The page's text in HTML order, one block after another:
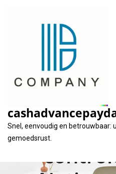
Snel, eenvoudig en betrouwbaar:
gemoedsrust.lening